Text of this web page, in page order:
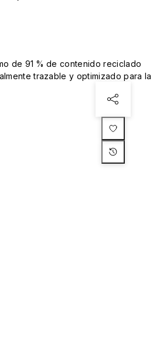
de 91 % de contenido reciclado
trazable y optimizado para la